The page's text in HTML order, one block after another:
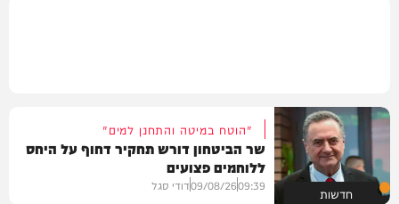
חדשות
"הוטח במיטה והתחנן למים"
שר הביטחון דורש תחקיר דחוף על היחס
ללוחמים פצועים
09:39
09/08/26דודי סגל